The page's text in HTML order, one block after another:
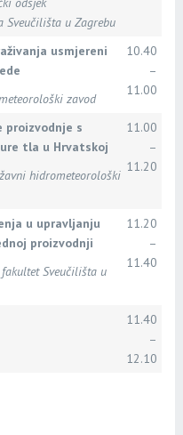
Sveučilišta u Zagrebu
usmjereni
zavod
10.40
–
11.00
proizvodnje s
tla u Hrvatskoj
hidrometeorološki
11.00
–
11.20
u upravljanju
proizvodnji
Sveučilišta u
11.20
–
11.40
11.40
–
12.10